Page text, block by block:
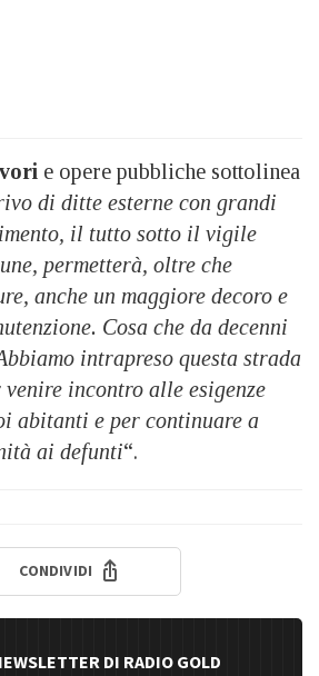
e opere pubbliche sottolinea
di ditte esterne con grandi
il tutto sotto il vigile
permetterà, oltre che
anche un maggiore decoro e
Cosa che da decenni
intrapreso questa strada
incontro alle esigenze
abitanti e per continuare a
ai defunti“.
CONDIVIDI
DI RADIO GOLD